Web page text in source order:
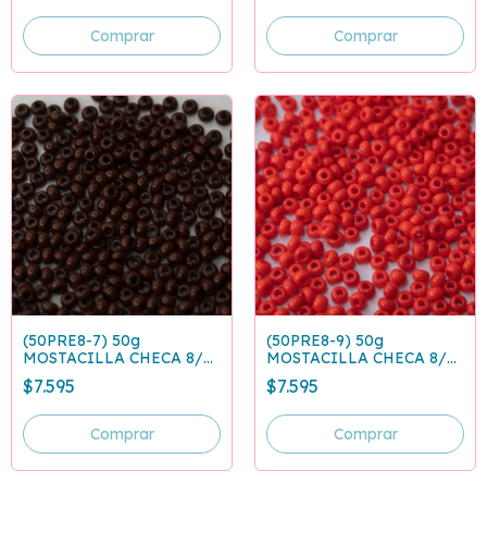
(50PRE8-7) 50g
MOSTACILLA CHECA 8/0
CAFE OSCURO 13780
$7.595
(50PRE8-9) 50g
MOSTACILLA CHECA 8/0
ROJA 93170
$7.595